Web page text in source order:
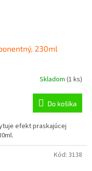
230ml
Skladom (1 ks)
Do košíka
efekt praskajúcej
Kód: 3138